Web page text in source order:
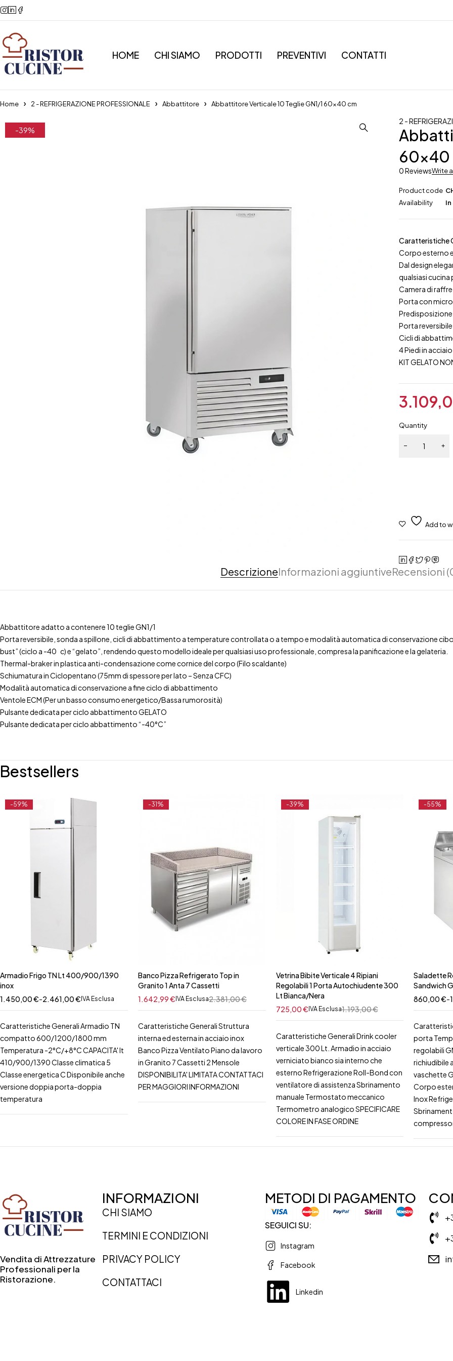
HOME CHI SIAMO PRODOTTI PREVENTIVI CONTATTI
Home 2 - REFRIGERAZIONE PROFESSIONALE Abbattitore Abbattitore Verticale 10 Teglie GN1/1 60×40 cm
-39%
2 -
60×40
0 ReviewsWrite
Product code
Availability
Caratteristiche
Corpo esterno
Dal design
qualsiasi
Camera di
Porta con
Porta
Cicli di
4 Piedi in
KIT GELATO
Quantity
DescrizioneInformazioni aggiuntiveRecensioni
Abbattitore adatto a contenere 10 teglie GN1/1
Porta reversibile, sonda a spillone, cicli di abbattimento a temperature controllata o a tempo e modalità automatica di conservazione
bust” (ciclo a -40 c) e “gelato”, rendendo questo modello ideale per qualsiasi uso professionale, compresa la panificazione e la gelateria.
Thermal-braker in plastica anti-condensazione come cornice del corpo (Filo scaldante)
Schiumatura in Ciclopentano (75mm di spessore per lato – Senza CFC)
Modalità automatica di conservazione a fine ciclo di abbattimento
Ventole ECM (Per un basso consumo energetico/Bassa rumorosità)
Pulsante dedicata per ciclo abbattimento GELATO
Pulsante dedicata per ciclo abbattimento “-40°C”
Bestsellers
-59%
Armadio Frigo TN Lt 400/900/1390
inox
1.450,00€-2.461,00€IVA Esclusa
Caratteristiche Generali Armadio TN
compatto 600/1200/1800 mm
Temperatura -2°C/+8°C CAPACITA' lt
410/900/1390 Classe climatica 5
Classe energetica C Disponibile anche
versione doppia porta-doppia
temperatura
-31%
Banco Pizza Refrigerato Top in
Granito 1 Anta 7 Cassetti
2.381,00€
1.642,99€IVA Esclusa
Caratteristiche Generali Struttura
interna ed esterna in acciaio inox
Banco Pizza Ventilato Piano da lavoro
in Granito 7 Cassetti 2 Mensole
DISPONIBILITA' LIMITATA CONTATTACI
PER MAGGIORI INFORMAZIONI
-39%
Vetrina Bibite Verticale 4 Ripiani
Regolabili 1 Porta Autochiudente 300
Lt Bianca/Nera
1.193,00€
725,00€IVA Esclusa
Caratteristiche Generali Drink cooler
verticale 300 Lt. Armadio in acciaio
verniciato bianco sia interno che
esterno Refrigerazione Roll-Bond con
ventilatore di assistenza Sbrinamento
manuale Termostato meccanico
Termometro analogico SPECIFICARE
COLORE IN FASE ORDINE
-55%
Saladette
Sandwich
860,00€-
porta
regolabili
richiudibile
vaschette
Corpo
Inox
Vendita di Attrezzature
Professionali per la
Ristorazione.
INFORMAZIONI
CHI SIAMO
TERMINI E CONDIZIONI
PRIVACY POLICY
CONTATTACI
METODI DI PAGAMENTO
SEGUICI SU:
Instagram
Facebook
Linkedin